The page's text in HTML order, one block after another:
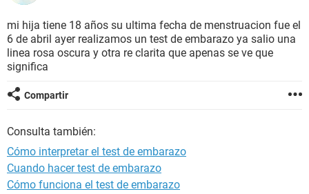
BIENESTAR
SEXUALIDAD
GLOSARIO
mi hija tiene 18 años su ultima fecha de menstruacion fue el
6 de abril ayer realizamos un test de embarazo ya salio una
linea rosa oscura y otra re clarita que apenas se ve que
significa
Compartir
Consulta también:
Cómo interpretar el test de embarazo
Cuando hacer test de embarazo
Cómo funciona el test de embarazo